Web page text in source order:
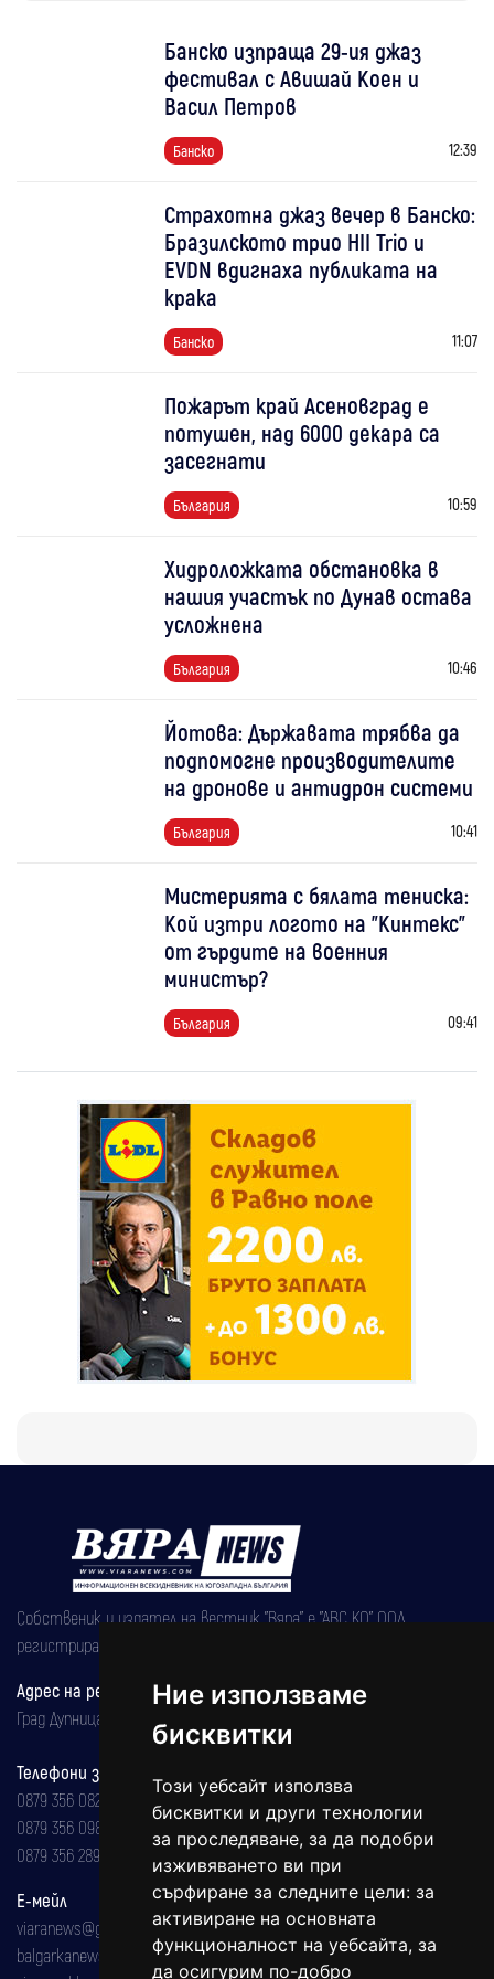
Ние използваме
бисквитки
Този уебсайт използва
бисквитки и други технологии
за проследяване, за да подобри
изживяването ви при
сърфиране за следните цели: за
активиране на основната
функционалност на уебсайта, за
да осигурим по-добро
Банско изпраща 29-ия джаз
фестивал с Авишай Коен и
Васил Петров
Банско 12:39
Страхотна джаз вечер в Банско:
Бразилското трио HII Trio и
EVDN вдигнаха публиката на
крака
Банско 11:07
Пожарът край Асеновград е
потушен, над 6000 декара са
засегнати
България 10:59
Хидроложката обстановка в
нашия участък по Дунав остава
усложнена
България 10:46
Йотова: Държавата трябва да
подпомогне производителите
на дронове и антидрон системи
България 10:41
Мистерията с бялата тениска:
Кой изтри логото на "Кинтекс"
от гърдите на военния
министър?
България 09:41
Собственик и издател на вестник "Вяра" е "АВС КО" ООД,
регистрирана на 08.05.2002 година.
Адрес на редакцията
Град Дупница, ул.''Христо Ботев" 43
Телефони за реклама и абонаменти
0879 356 082
0879 356 098
0879 356 289
Е-мейл
viaranews@gmail.com
balgarkanews@gmail.com